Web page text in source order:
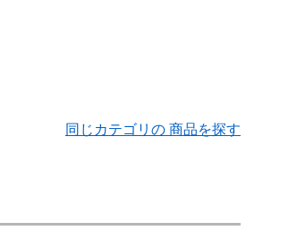
同じカテゴリの 商品を探す